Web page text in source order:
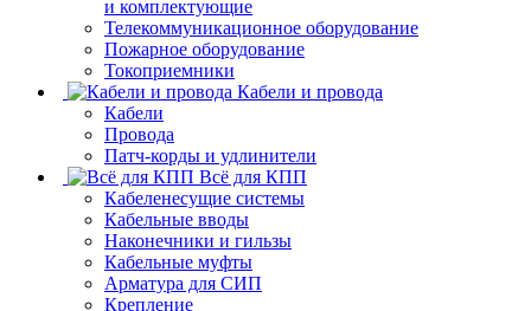
и комплектующие
Телекоммуникационное оборудование
Пожарное оборудование
Токоприемники
Кабели и провода
Кабели
Провода
Патч-корды и удлинители
Всё для КПП
Кабеленесущие системы
Кабельные вводы
Наконечники и гильзы
Кабельные муфты
Арматура для СИП
Крепление